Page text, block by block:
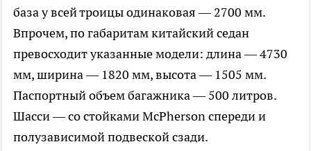
база у всей троицы одинаковая — 2700 мм.
Впрочем, по габаритам китайский седан
превосходит указанные модели: длина — 4730
мм, ширина — 1820 мм, высота — 1505 мм.
Паспортный объем багажника — 500 литров.
Шасси — со стойками McPherson спереди и
полузависимой подвеской сзади.